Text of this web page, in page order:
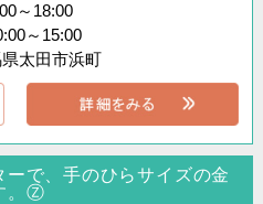
～18:00
～15:00
太田市浜町
で、手のひらサイズの金
。Ⓩ